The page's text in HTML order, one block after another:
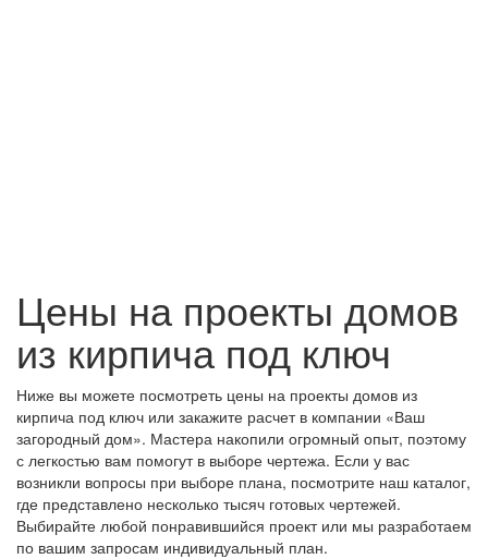
Цены на проекты домов
из кирпича под ключ
Ниже вы можете посмотреть цены на проекты домов из
кирпича под ключ или закажите расчет в компании «Ваш
загородный дом». Мастера накопили огромный опыт, поэтому
с легкостью вам помогут в выборе чертежа. Если у вас
возникли вопросы при выборе плана, посмотрите наш каталог,
где представлено несколько тысяч готовых чертежей.
Выбирайте любой понравившийся проект или мы разработаем
по вашим запросам индивидуальный план.